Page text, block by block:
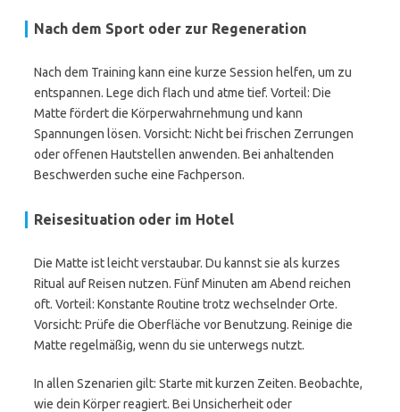
Nach dem Sport oder zur Regeneration
Nach dem Training kann eine kurze Session helfen, um zu
entspannen. Lege dich flach und atme tief. Vorteil: Die
Matte fördert die Körperwahrnehmung und kann
Spannungen lösen. Vorsicht: Nicht bei frischen Zerrungen
oder offenen Hautstellen anwenden. Bei anhaltenden
Beschwerden suche eine Fachperson.
Reisesituation oder im Hotel
Die Matte ist leicht verstaubar. Du kannst sie als kurzes
Ritual auf Reisen nutzen. Fünf Minuten am Abend reichen
oft. Vorteil: Konstante Routine trotz wechselnder Orte.
Vorsicht: Prüfe die Oberfläche vor Benutzung. Reinige die
Matte regelmäßig, wenn du sie unterwegs nutzt.
In allen Szenarien gilt: Starte mit kurzen Zeiten. Beobachte,
wie dein Körper reagiert. Bei Unsicherheit oder